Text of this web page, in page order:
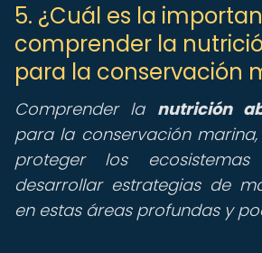
5. ¿Cuál es la
comprender la
para la conservación
Comprender la nutrición
para la conservación
proteger los
desarrollar estrategias de
en estas áreas profundas y